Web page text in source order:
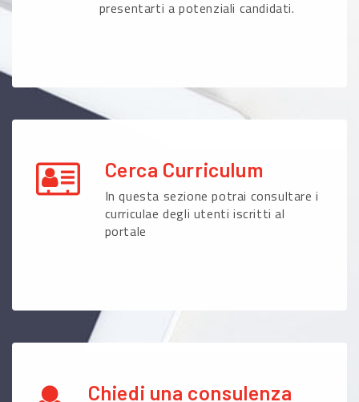
presentarti a potenziali candidati.
Cerca Curriculum
In questa sezione potrai consultare i
curriculae degli utenti iscritti al
portale
Chiedi una consulenza